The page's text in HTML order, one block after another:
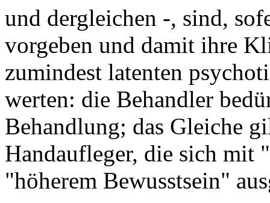
und dergleichen -, sind,
vorgeben und damit ihre
zumindest latenten
werten: die Behandler
Behandlung; das Gleiche
Handaufleger, die sich mit
"höherem Bewusstsein"